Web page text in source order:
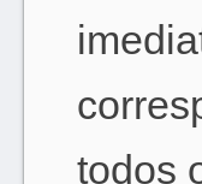
todos